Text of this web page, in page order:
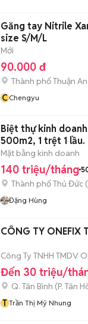
Găng tay Nitrile
size S/M/L
Mới
90.000 đ
Thành phố Thuận An
CChengyu
Biệt thự kinh
500m2, 1 trệt 1
Mặt bằng kinh doanh
140 triệu/tháng
Thành phố Thủ Đức (
Đặng Hùng
CÔNG TY ONEFIX
Công Ty TNHH TMDV
Đến 30 triệu/
Q. Tân Bình (P. Tân
T Trần Thị Mỷ Nhung